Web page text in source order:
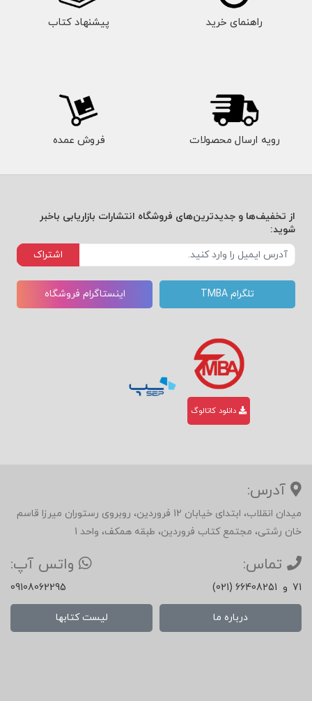
راهنمای خرید پیشنهاد کتاب
رویه ارسال محصولات فروش عمده
از تخفیف‌ها و جدیدترین‌های فروشگاه انتشارات بازاریابی باخبر
شوید:
اشتراک
تلگرام TMBA اینستاگرام فروشگاه
دانلود کاتالوگ
آدرس:
میدان انقلاب، ابتدای خیابان 12 فروردین، روبروی رستوران میرزا قاسم
خان رشتی، مجتمع کتاب فروردین، طبقه همکف، واحد 1
تماس:
(021) 66408251 و 71
واتس آپ:
09108062295
درباره ما لیست کتابها